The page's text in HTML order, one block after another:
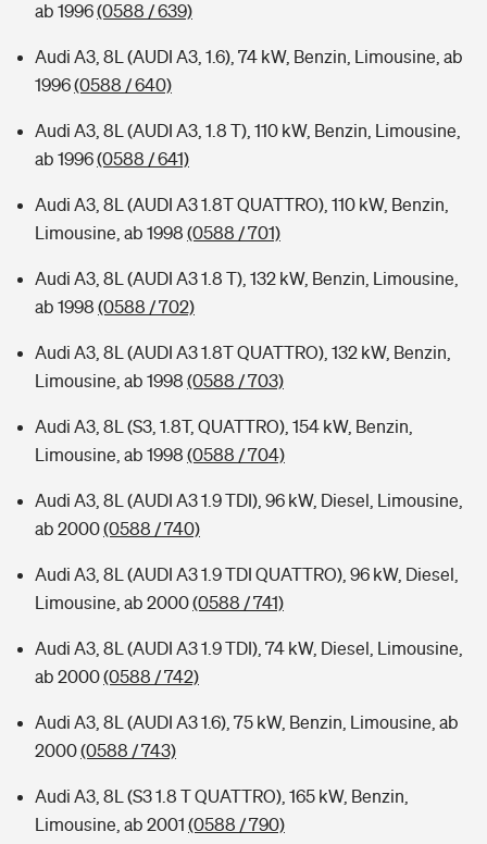
Kinderunfall-Check: Mehr Sicherheit für deine Kids
Typklassen: So ist Ihr Auto eingestuft
Sie haben Fragen?
ab 1996(0588 / 639)
Audi A3, 8L (AUDI A3, 1.6), 74 kW, Benzin, Limousine, ab
1996(0588 / 640)
Audi A3, 8L (AUDI A3, 1.8 T), 110 kW, Benzin, Limousine,
ab 1996(0588 / 641)
Audi A3, 8L (AUDI A3 1.8T QUATTRO), 110 kW, Benzin,
Limousine, ab 1998 (0588 / 701)
Audi A3, 8L (AUDI A3 1.8 T), 132 kW, Benzin, Limousine,
ab 1998 (0588 / 702)
Audi A3, 8L (AUDI A3 1.8T QUATTRO), 132 kW, Benzin,
Limousine, ab 1998 (0588 / 703)
Audi A3, 8L (S3, 1.8T, QUATTRO), 154 kW, Benzin,
Limousine, ab 1998 (0588 / 704)
Audi A3, 8L (AUDI A3 1.9 TDI), 96 kW, Diesel, Limousine,
ab 2000(0588 / 740)
Audi A3, 8L (AUDI A3 1.9 TDI QUATTRO), 96 kW, Diesel,
Limousine, ab 2000(0588 / 741)
Audi A3, 8L (AUDI A3 1.9 TDI), 74 kW, Diesel, Limousine,
ab 2000(0588 / 742)
Audi A3, 8L (AUDI A3 1.6), 75 kW, Benzin, Limousine, ab
2000(0588 / 743)
Audi A3, 8L (S3 1.8 T QUATTRO), 165 kW, Benzin,
Limousine, ab 2001 (0588 / 790)